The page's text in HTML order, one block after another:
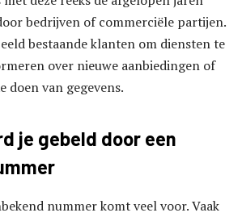
bedrijven of commerciële partijen.
bestaande klanten om diensten te
over nieuwe aanbiedingen of
doen van gegevens.
je gebeld door een
nummer komt veel voor. Vaak